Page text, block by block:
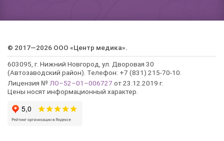
© 2017—2026 ООО «Центр медика».
603095, г. Нижний Новгород, ул. Дворовая 30
(Автозаводский район). Телефон: +7 (831) 215-70-10.
Лицензия № ЛО–52–01–006727 от 23.12.2019 г.
Цены носят информационный характер.